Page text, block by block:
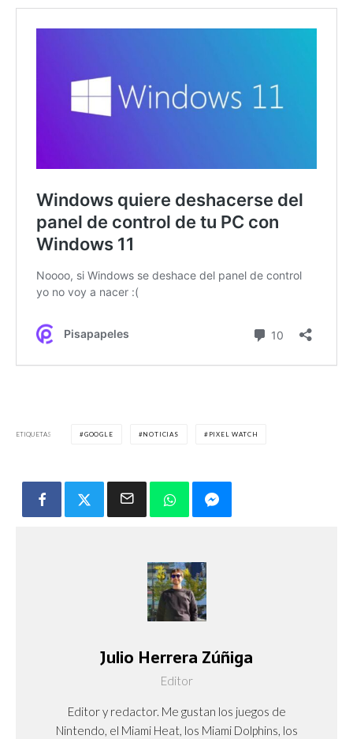
ETIQUETAS GOOGLE NOTICIAS PIXEL WATCH
Julio Herrera Zúñiga
Editor
Editor y redactor. Me gustan los juegos de
Nintendo, el Miami Heat, los Miami Dolphins, los